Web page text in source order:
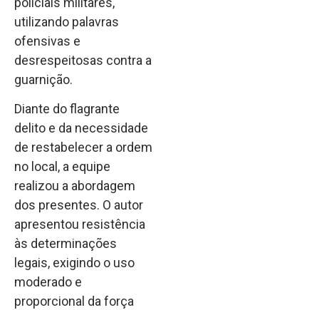
utilizando palavras
ofensivas e
desrespeitosas contra a
guarnição.
Diante do flagrante
delito e da necessidade
de restabelecer a ordem
no local, a equipe
realizou a abordagem
dos presentes. O autor
apresentou resistência
às determinações
legais, exigindo o uso
moderado e
proporcional da força